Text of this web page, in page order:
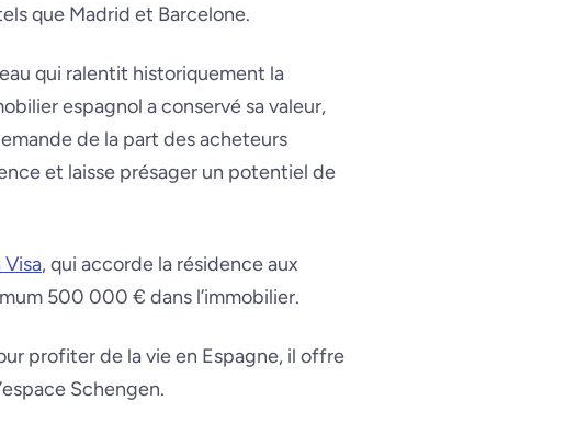
que Madrid et Barcelone.
qui ralentit historiquement la
espagnol a conservé sa valeur,
de la part des acheteurs
et laisse présager un potentiel de
, qui accorde la résidence aux
500 000 € dans l’immobilier.
profiter de la vie en Espagne, il offre
Schengen.